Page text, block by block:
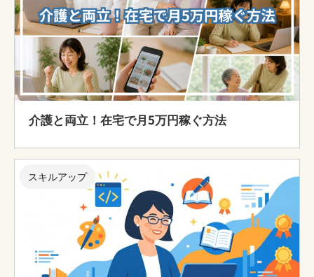
介護と両立！在宅で月5万円稼ぐ方法
スキルアップ